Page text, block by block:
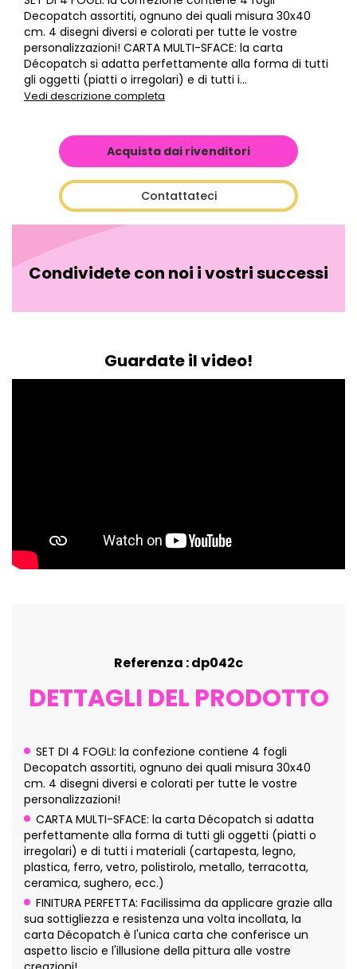
Decopatch assortiti, ognuno dei quali misura 30x40
cm. 4 disegni diversi e colorati per tutte le vostre
personalizzazioni! CARTA MULTI-SFACE: la carta
Décopatch si adatta perfettamente alla forma di tutti
gli oggetti (piatti o irregolari) e di tutti i...
Vedi descrizione completa
Acquista dai rivenditori
Contattateci
Condividete con noi i vostri successi
Guardate il video!
Referenza : dp042c
DETTAGLI DEL PRODOTTO
SET DI 4 FOGLI: la confezione contiene 4 fogli
Decopatch assortiti, ognuno dei quali misura 30x40
cm. 4 disegni diversi e colorati per tutte le vostre
personalizzazioni!
CARTA MULTI-SFACE: la carta Décopatch si adatta
perfettamente alla forma di tutti gli oggetti (piatti o
irregolari) e di tutti i materiali (cartapesta, legno,
plastica, ferro, vetro, polistirolo, metallo, terracotta,
ceramica, sughero, ecc.)
FINITURA PERFETTA: Facilissima da applicare grazie alla
sua sottigliezza e resistenza una volta incollata, la
carta Décopatch è l'unica carta che conferisce un
aspetto liscio e l'illusione della pittura alle vostre